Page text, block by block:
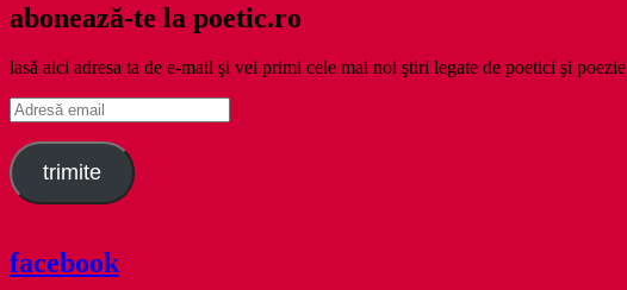
abonează-te la poetic.ro
lasă aici adresa ta de e-mail şi vei primi cele mai noi ştiri legate de poetici şi poezie
Adresă
email
trimite
facebook